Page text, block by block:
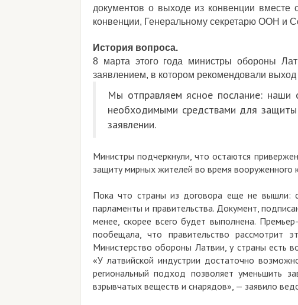
документов о выходе из конвенции
конвенции, Генеральному секретарю ООН и
История вопроса.
8 марта этого года министры обороны
заявлением, в котором рекомендовали выход
Мы отправляем ясное послание: наши
необходимыми средствами для
заявлении.
Министры подчеркнули, что остаются
защиту мирных жителей во время вооруженного
Пока что страны из договора еще не вышли:
парламенты и правительства. Документ,
менее, скорее всего будет выполнена.
пообещала, что правительство рассмотрит
Министерство обороны Латвии, у страны есть
«У латвийской индустрии достаточно
региональный подход позволяет уменьшить
взрывчатых веществ и снарядов», — заявило